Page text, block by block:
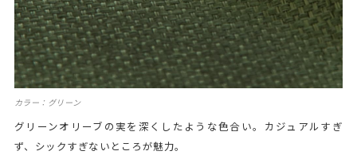
カラー：グリーン
グリーンオリーブの実を深くしたような色合い。カジュアルすぎ
ず、シックすぎないところが魅力。